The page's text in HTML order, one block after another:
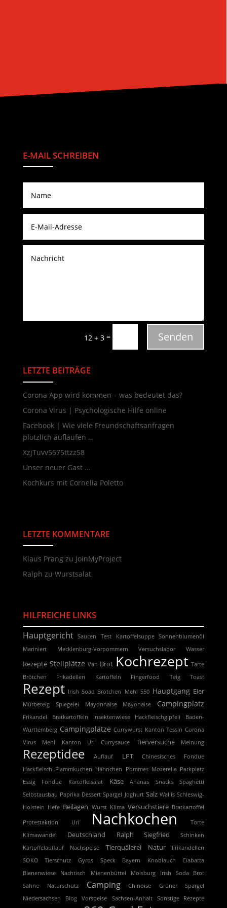
E-MAIL SCHREIBEN
12 + 3 = Senden
LETZTE BEITRÄGE
Neueste Beiträge
Corona App wird kommen – was bedeutet das?
Corona Virus | Psychologische Hilfe online
Facebook | Wie viele Freundschaftsanfragen
plötzlich auflaufen …
XzjTuvv5675ttzz58
Unser neuer Gast …
Kochkurs mit Cornelia Poletto
LETZTE KOMMENTARE
Neueste Kommentare
Klaus Prangzu JoinMyProject
Ralph zu Wurstsalat
HILFREICHE LINKS
Hauptgericht Saucen Test Kartoffelsuppe
Sonnenblumenöl
Mariniert
Mecklenburg-Vorpommern Versuchslabor Wasser
Rezepte Stellplätze Van Brot Kochrezept Tarte
Brötchen
Frikadellen Kartoffeln Fingerfood Teig Toast
Rezept Irish Soad Brötchen Mehl 550 Hauptgang Eier
Mürbeteig Spiegelei Mayonnaise Mayonaise Campingplatz
Frikandel Bratkartoffeln Insektenwiese Hackfleischgipfeli
Baden-
Württemberg Campingplätze Currywurst Kanton Tessin Corona
Virus
Mehl Kanton Uri Currysauce Tierversuche Meinung
Rezeptidee Auflauf LPT
Chinesisches Fondue
Hackfleisch Flammkuchen Hähnchen Pommes Mozerella Parkplatz
Essig
Fondue Kartoffelsalat Käse Ananas Snacks
Spaghetti
Selbstausbau Paprika Dessert Spargel Joghurt Salz Wallis Schleswig-
Holstein Hefe Beilagen Wurst Klima Versuchstiere Bratkartoffel
Protestaktion Uri Nachkochen
Torte
Klimawandel
Deutschland Ralph Siegfried
Schinken
Kartoffelauflauf
Nachspeise Tierquälerei Natur
Frikandellen
SOKO Tierschutz
Gyros Speck Bayern Knoblauch
Ciabatta
Bienenwiese
Nachtisch Mienenbüttel Moisburg
Irish Soda Brot
Sahne
Naturschutz Camping Chinoise
Grüner Spargel
Niedersachsen
Blog Vorspeise Sachsen-Anhalt Sonstige Rezepte